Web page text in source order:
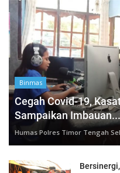
Binmas
Cegah Covid-19,
Sampaikan Imbauan...
Humas Polres Timor Tengah